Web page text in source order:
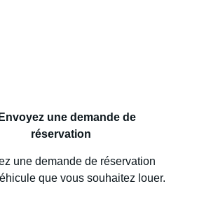
une demande de
réservation
une demande de réservation
que vous souhaitez louer.